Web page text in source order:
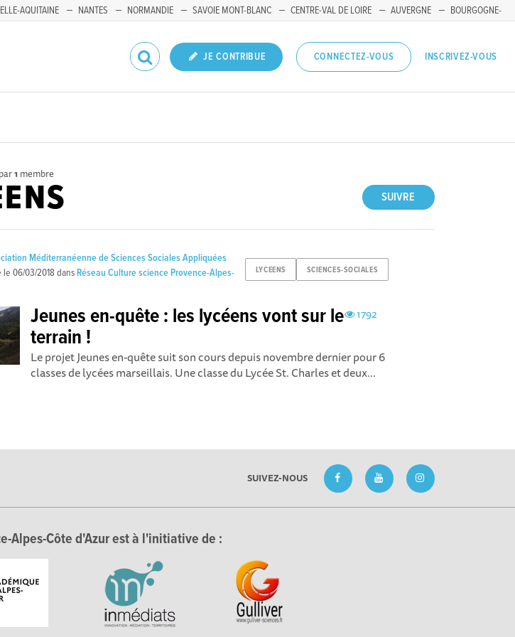
AQUITAINE NANTES NORMANDIE SAVOIE MONT-BLANC CENTRE-VAL DE LOIRE AUVERGNE
BOURGOGNE-
JE CONTRIBUE CONNECTEZ-VOUS INSCRIVEZ-VOUS
1 membre
SUIVRE
LYCEENS SCIENCES-SOCIALES
Méditerranéenne de Sciences Sociales Appliquées
le06/03/2018 dans Réseau Culture science Provence-Alpes-
1792
Jeunes en-quête : les lycéens vont sur le
terrain !
Le projet Jeunes en-quête suit son cours depuis novembre dernier pour 6
classes de lycées marseillais. Une classe du Lycée St. Charles et deux...
SUIVEZ-NOUS
Alpes-Côte d'Azur est à l'initiative de :